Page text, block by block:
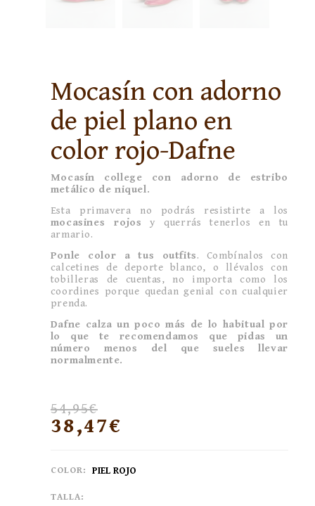
Mocasín con adorno
de piel plano en
color rojo-Dafne
Mocasín college con adorno de estribo
metálico de niquel.
Esta primavera no podrás resistirte a los
mocasines rojos y querrás tenerlos en tu
armario.
Ponle color a tus outfits. Combínalos con
calcetines de deporte blanco, o llévalos con
tobilleras de cuentas, no importa como los
coordines porque quedan genial con cualquier
prenda.
Dafne calza un poco más de lo habitual por
lo que te recomendamos que pidas un
número menos del que sueles llevar
normalmente.
54,95€
38,47€
COLOR: PIEL ROJO
TALLA: